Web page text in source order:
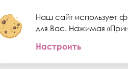
Наш сайт использует
для Вас. Нажимая
Настроить